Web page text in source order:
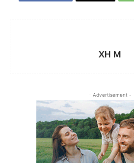
XH M
- Advertisement -